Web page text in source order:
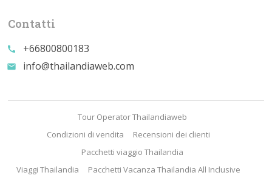
Contatti
call +66800800183
email info@thailandiaweb.com
Tour Operator Thailandiaweb
Condizioni di vendita
Recensioni dei clienti
Pacchetti viaggio Thailandia
Viaggi Thailandia
Pacchetti Vacanza Thailandia All Inclusive